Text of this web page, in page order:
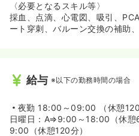
〈必要となるスキル等〉
採血、点滴、心電図、吸引、
ート穿刺、バルーン交換の補助
給与 ※以下の勤務時間の場合
夜勤 18:00～09:00 （休憩120
日曜日：A⇒9:00～18:00（休
9:00（休憩120分）